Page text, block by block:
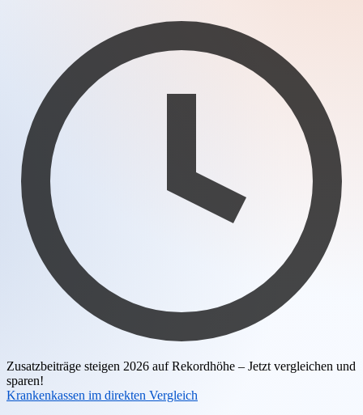
Zusatzbeiträge steigen 2026 auf Rekordhöhe – Jetzt vergleichen und
sparen!
Krankenkassen im direkten Vergleich